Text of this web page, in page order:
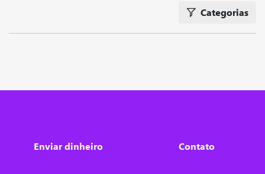
Categorias
Enviar dinheiro Contato